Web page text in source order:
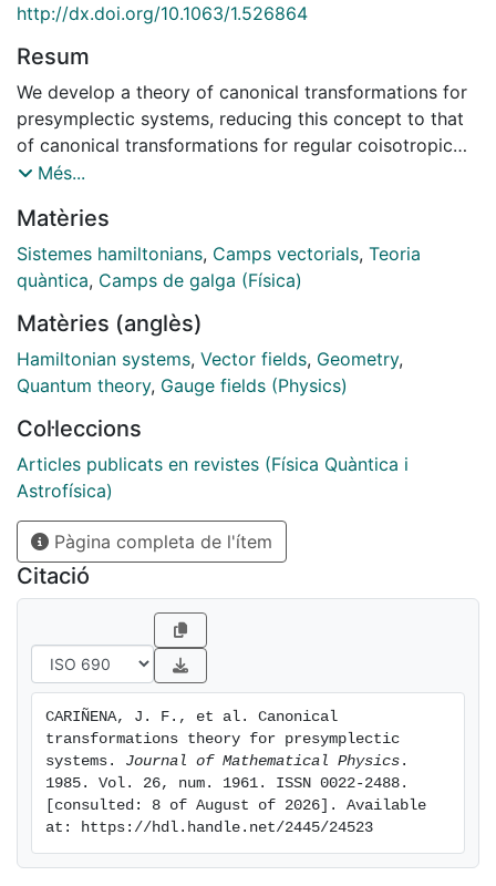
http://dx.doi.org/10.1063/1.526864
Resum
We develop a theory of canonical transformations for
presymplectic systems, reducing this concept to that
of canonical transformations for regular coisotropic
canonical systems. In this way we can also link these
symplectic reduced phase space. Furthermore, the
concept of a generating function arises in a natural
way as well as that of gauge group.
Més...
Matèries
Sistemes hamiltonians, Camps vectorials, Teoria
quàntica, Camps de galga (Física)
Matèries (anglès)
Hamiltonian systems, Vector fields, Geometry,
Quantum theory, Gauge fields (Physics)
Col·leccions
Articles publicats en revistes (Física Quàntica i
Astrofísica)
Pàgina completa de l'ítem
Citació
CARIÑENA, J. F., et al. Canonical
transformations theory for presymplectic
systems. Journal of Mathematical Physics .
1985. Vol. 26, num. 1961. ISSN 0022-2488.
[consulted: 8 of August of 2026]. Available
at: https://hdl.handle.net/2445/24523